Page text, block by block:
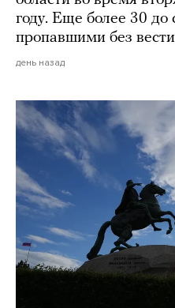
году. Еще более 30 до
пропавшими без вести
день назад